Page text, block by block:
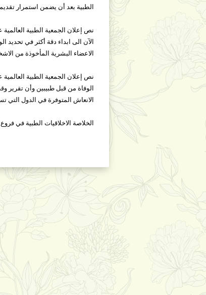
الطبية بعد أن يضمن استمرار
الآن الى ابداء دقة أكثر في
الاعضاء البشرية المأخوذة من
الوفاة من قبل طبيبين وأن تقرير
الانعاش المتوفرة في الدول التي
الخلاصة الاخلاقيات الطبية في